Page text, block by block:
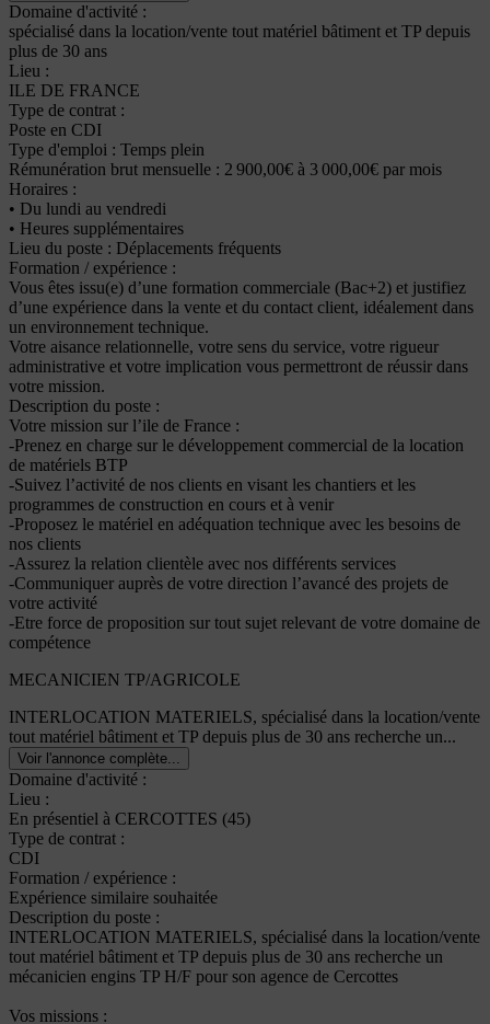
Domaine d'activité :
spécialisé dans la location/vente tout matériel bâtiment et TP depuis
plus de 30 ans
Lieu :
ILE DE FRANCE
Type de contrat :
Poste en CDI
Type d'emploi : Temps plein
Rémunération brut mensuelle : 2 900,00€ à 3 000,00€ par mois
Horaires :
• Du lundi au vendredi
• Heures supplémentaires
Lieu du poste : Déplacements fréquents
Formation / expérience :
Vous êtes issu(e) d’une formation commerciale (Bac+2) et justifiez
d’une expérience dans la vente et du contact client, idéalement dans
un environnement technique.
Votre aisance relationnelle, votre sens du service, votre rigueur
administrative et votre implication vous permettront de réussir dans
votre mission.
Description du poste :
Votre mission sur l’ile de France :
-Prenez en charge sur le développement commercial de la location
de matériels BTP
-Suivez l’activité de nos clients en visant les chantiers et les
programmes de construction en cours et à venir
-Proposez le matériel en adéquation technique avec les besoins de
nos clients
-Assurez la relation clientèle avec nos différents services
-Communiquer auprès de votre direction l’avancé des projets de
votre activité
-Etre force de proposition sur tout sujet relevant de votre domaine de
compétence
MECANICIEN TP/AGRICOLE
INTERLOCATION MATERIELS, spécialisé dans la location/vente
tout matériel bâtiment et TP depuis plus de 30 ans recherche un...
Voir l'annonce complète...
Domaine d'activité :
Lieu :
En présentiel à CERCOTTES (45)
Type de contrat :
CDI
Formation / expérience :
Expérience similaire souhaitée
Description du poste :
INTERLOCATION MATERIELS, spécialisé dans la location/vente
tout matériel bâtiment et TP depuis plus de 30 ans recherche un
mécanicien engins TP H/F pour son agence de Cercottes
Vos missions :